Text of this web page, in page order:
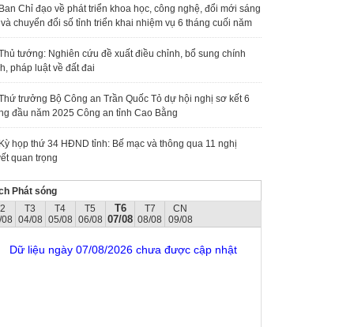
Chỉ đạo về phát triển khoa học, công nghệ, đổi mới sáng
chuyển đổi số tỉnh triển khai nhiệm vụ 6 tháng cuối năm
tướng: Nghiên cứu đề xuất điều chỉnh, bổ sung chính
pháp luật về đất đai
trưởng Bộ Công an Trần Quốc Tỏ dự hội nghị sơ kết 6
đầu năm 2025 Công an tỉnh Cao Bằng
họp thứ 34 HĐND tỉnh: Bế mạc và thông qua 11 nghị
quan trọng
Phát sóng
T3
04/08
T4
05/08
T5
06/08
T6
07/08
T7
08/08
CN
09/08
Dữ liệu ngày 07/08/2026 chưa được cập nhật